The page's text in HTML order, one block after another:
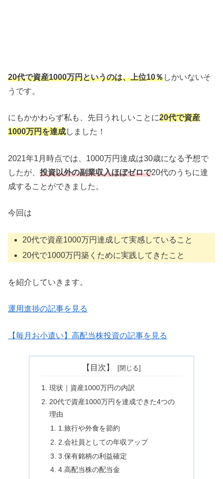
20代で資産1000万円というのは、上位10％しかいないそ
うです。
にもかかわらず私も、先日うれしいことに20代で資産
1000万円を達成しました！
2021年1月時点では、1000万円達成は30歳になる予想で
したが、 投資以外の副業収入ほぼゼロで20代のうちに達
成することができました。
今回は
20代で資産1000万円達成して実感していること
20代で1000万円築くために実践してきたこと
を紹介していきます。
運用進捗の記事を見る
【毎月お小遣い】高配当株投資の記事を見る
【目次】
現状｜資産1000万円の内訳
20代で資産1000万円を達成できた4つの
理由
1.旅行や外食を節約
2.会社員としての年収アップ
3.保有銘柄の利益確定
4.高配当株の配当金